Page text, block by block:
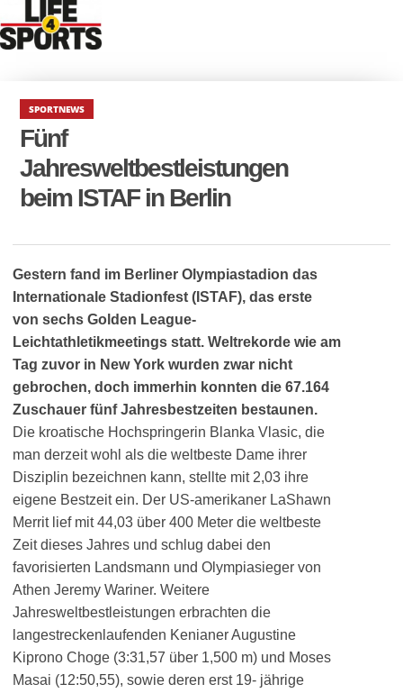
SPORTNEWS
Fünf
Jahresweltbestleistungen
beim ISTAF in Berlin
Gestern fand im Berliner Olympiastadion das
Internationale Stadionfest (ISTAF), das erste
von sechs Golden League-
Leichtathletikmeetings statt. Weltrekorde wie am
Tag zuvor in New York wurden zwar nicht
gebrochen, doch immerhin konnten die 67.164
Zuschauer fünf Jahresbestzeiten bestaunen.
Die kroatische Hochspringerin Blanka Vlasic, die
man derzeit wohl als die weltbeste Dame ihrer
Disziplin bezeichnen kann, stellte mit 2,03 ihre
eigene Bestzeit ein. Der US-amerikaner LaShawn
Merrit lief mit 44,03 über 400 Meter die weltbeste
Zeit dieses Jahres und schlug dabei den
favorisierten Landsmann und Olympiasieger von
Athen Jeremy Wariner. Weitere
Jahresweltbestleistungen erbrachten die
langestreckenlaufenden Kenianer Augustine
Kiprono Choge (3:31,57 über 1,500 m) und Moses
Masai (12:50,55), sowie deren erst 19- jährige